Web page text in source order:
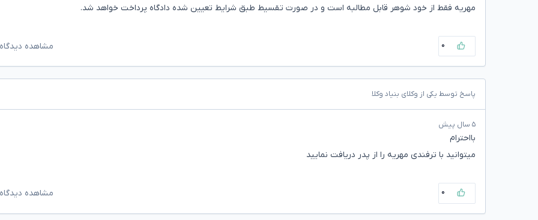
مهریه فقط از خود شوهر قابل مطالبه است و در صورت تقسیط طبق شرایط تعیین شده دادگاه پرداخت خواهد شد.
۰ مشاهده
پاسخ توسط یکی از وکلای بنیاد وکلا
۵ سال پیش
بااحترام
میتوانید با ترفندی مهریه را از پدر دریافت نمایید
۰ مشاهده